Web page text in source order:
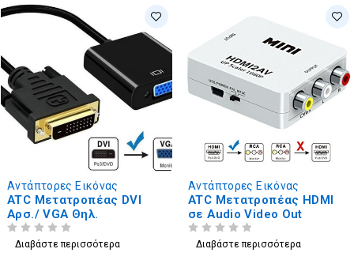
Αντάπτορες Εικόνας
ATC Μετατροπέας DVI
Αρσ./ VGA Θηλ.
Διαβάστε περισσότερα
Αντάπτορες Εικόνας
ATC Μετατροπέας HDMI
σε Audio Video Out
Διαβάστε περισσότερα